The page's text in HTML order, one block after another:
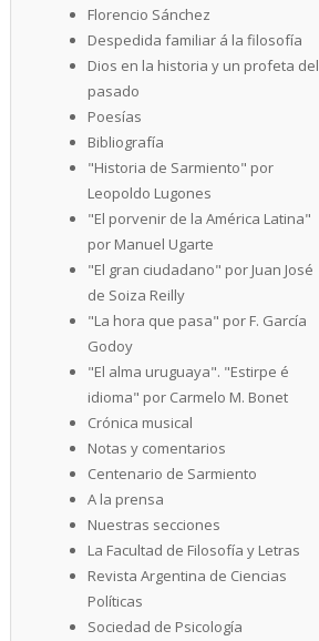
Florencio Sánchez
Despedida familiar á la filosofía
Dios en la historia y un profeta del
pasado
Poesías
Bibliografía
"Historia de Sarmiento" por
Leopoldo Lugones
"El porvenir de la América Latina"
por Manuel Ugarte
"El gran ciudadano" por Juan José
de Soiza Reilly
"La hora que pasa" por F. García
Godoy
"El alma uruguaya". "Estirpe é
idioma" por Carmelo M. Bonet
Crónica musical
Notas y comentarios
Centenario de Sarmiento
A la prensa
Nuestras secciones
La Facultad de Filosofía y Letras
Revista Argentina de Ciencias
Políticas
Sociedad de Psicología